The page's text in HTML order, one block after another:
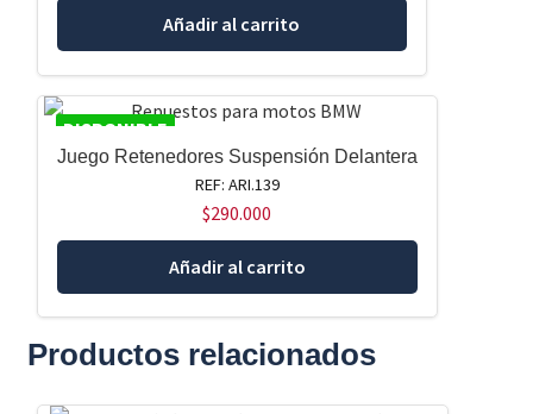
Añadir al carrito
DISPONIBLE
Juego Retenedores Suspensión Delantera
REF: ARI.139
$290.000
Añadir al carrito
Productos relacionados